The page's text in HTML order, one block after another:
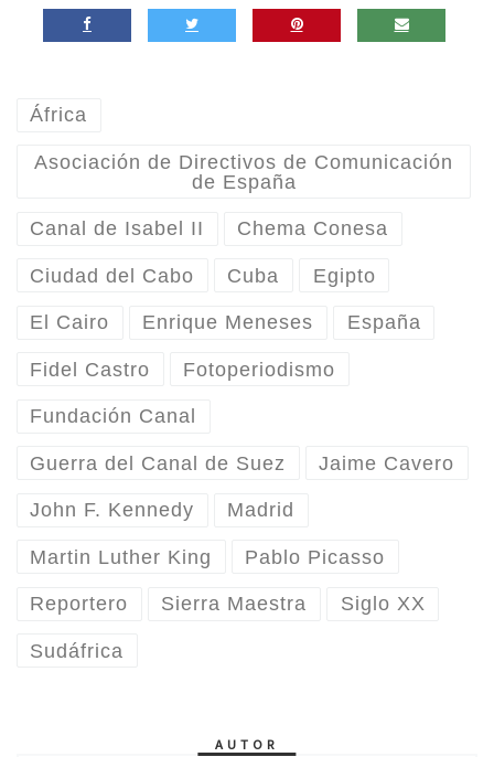
África
Asociación de Directivos de Comunicación
de España
Canal de Isabel II Chema Conesa
Ciudad del Cabo Cuba Egipto
El Cairo Enrique Meneses España
Fidel Castro Fotoperiodismo
Fundación Canal
Guerra del Canal de Suez Jaime Cavero
John F. Kennedy Madrid
Martin Luther King Pablo Picasso
Reportero Sierra Maestra Siglo XX
Sudáfrica
AUTOR